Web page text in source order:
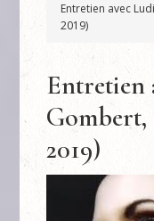
Entretien avec
2019)
Entretien
2019)